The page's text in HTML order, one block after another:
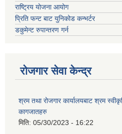
राष्ट्रिय योजना आयोग
प्रिति फन्ट बाट युनिकोड कन्भर्टर
डकुमेन्ट रुपान्तरण गर्न
रोजगार सेवा केन्द्र
श्रम तथा रोजगार कार्यालयबाट श्रम
कागजातहरु
मिति: 05/30/2023 - 16:22